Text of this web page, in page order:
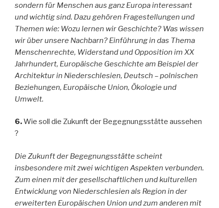
sondern für Menschen aus ganz Europa interessant
und wichtig sind. Dazu gehören Fragestellungen und
Themen wie: Wozu lernen wir Geschichte? Was wissen
wir über unsere Nachbarn? Einführung in das Thema
Menschenrechte, Widerstand und Opposition im XX
Jahrhundert, Europäische Geschichte am Beispiel der
Architektur in Niederschlesien, Deutsch – polnischen
Beziehungen, Europäische Union, Ökologie und
Umwelt.
6.Wie soll die Zukunft der Begegnungsstätte aussehen
?
Die Zukunft der Begegnungsstätte scheint
insbesondere mit zwei wichtigen Aspekten verbunden.
Zum einen mit der gesellschaftlichen und kulturellen
Entwicklung von Niederschlesien als Region in der
erweiterten Europäischen Union und zum anderen mit